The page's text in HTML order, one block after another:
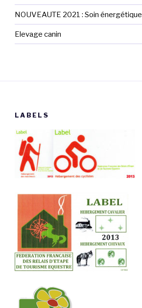
NOUVEAUTE 2021 : Soin énergétique
Elevage canin
LABELS